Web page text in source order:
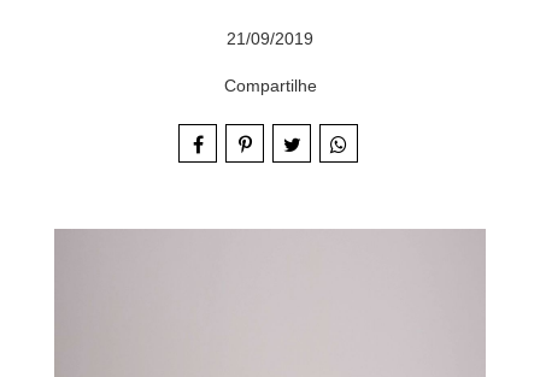
21/09/2019
Compartilhe